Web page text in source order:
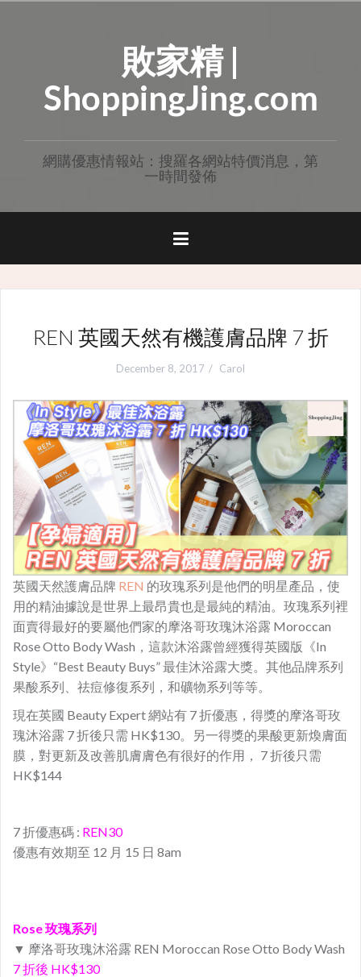
敗家精 |
ShoppingJing.com
網購優惠情報站：搜羅各網站特價消息，第
一時間發佈
REN 英國天然有機護膚品牌 7 折
December 8, 2017 Carol
英國天然護膚品牌 REN 的玫瑰系列是他們的明星產品，使
用的精油據說是世界上最昂貴也是最純的精油。玫瑰系列裡
面賣得最好的要屬他們家的摩洛哥玫瑰沐浴露 Moroccan
Rose Otto Body Wash，這款沐浴露曾經獲得英國版《In
Style》“Best Beauty Buys” 最佳沐浴露大獎。其他品牌系列
果酸系列、祛痘修復系列，和礦物系列等等。
現在英國 Beauty Expert 網站有 7 折優惠，得獎的摩洛哥玫
瑰沐浴露 7 折後只需 HK$130。另一得獎的果酸更新煥膚面
膜，對更新及改善肌膚膚色有很好的作用， 7 折後只需
HK$144
7 折優惠碼 : REN30
優惠有效期至 12 月 15 日 8am
Rose 玫瑰系列
▼ 摩洛哥玫瑰沐浴露 REN Moroccan Rose Otto Body Wash
7 折後 HK$130